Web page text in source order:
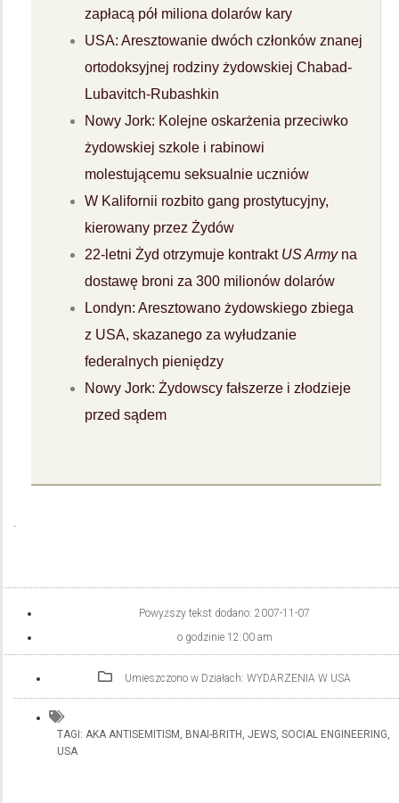
zapłacą pół miliona dolarów kary
USA: Aresztowanie dwóch członków znanej
ortodoksyjnej rodziny żydowskiej Chabad-
Lubavitch-Rubashkin
Nowy Jork: Kolejne oskarżenia przeciwko
żydowskiej szkole i rabinowi
molestującemu seksualnie uczniów
W Kalifornii rozbito gang prostytucyjny,
kierowany przez Żydów
22-letni Żyd otrzymuje kontrakt US Armyna
dostawę broni za 300 milionów dolarów
Londyn: Aresztowano żydowskiego zbiega
z USA, skazanego za wyłudzanie
federalnych pieniędzy
Nowy Jork: Żydowscy fałszerze i złodzieje
przed sądem
.
Powyższy tekst dodano: 2007-11-07
o godzinie 12:00 am
Umieszczono w Działach: WYDARZENIA W USA
TAGI: AKA ANTISEMITISM , BNAI-BRITH , JEWS, SOCIAL ENGINEERING,
USA